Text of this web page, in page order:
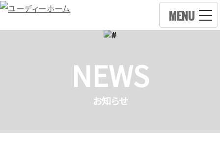
MENU
NEWS
お知らせ